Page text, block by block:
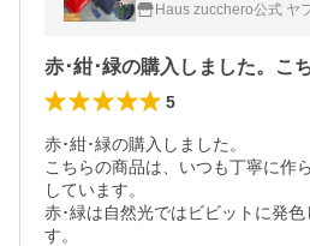
財布 プレゼント 49267
Haus zucchero公式 ヤ
5
赤･紺･緑の購入しました。
こちらの商品は、いつも丁寧に作
しています。
赤･緑は自然光ではビビットに発
す。